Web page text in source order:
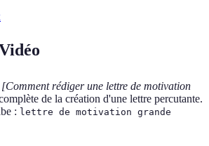
[Comment rédiger une lettre de motivation
de la création d'une lettre percutante.
: lettre de motivation grande